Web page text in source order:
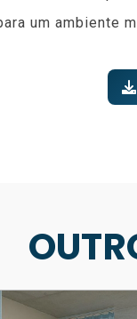
um ambiente